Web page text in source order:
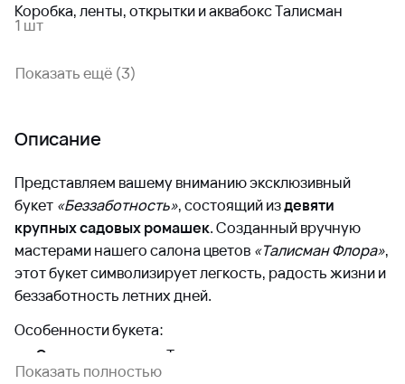
Коробка, ленты, открытки и аквабокс Талисман
1 шт
Показать ещё (3)
Описание
Представляем вашему вниманию эксклюзивный
букет «Беззаботность», состоящий издевяти
крупных садовых ромашек. Созданный вручную
мастерами нашего салона цветов «Талисман Флора»,
этот букет символизирует легкость, радость жизни и
беззаботность летних дней.
Особенности букета:
Эксклюзивность:
Только крупные садовые
ромашки, каждая из которых подобрана
Показать полностью